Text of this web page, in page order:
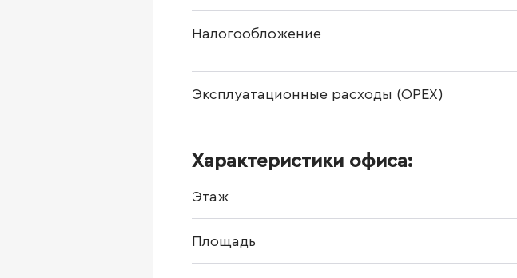
Налогообложение
Эксплуатационные расходы (OPEX)
Характеристики офиса:
Этаж
Площадь